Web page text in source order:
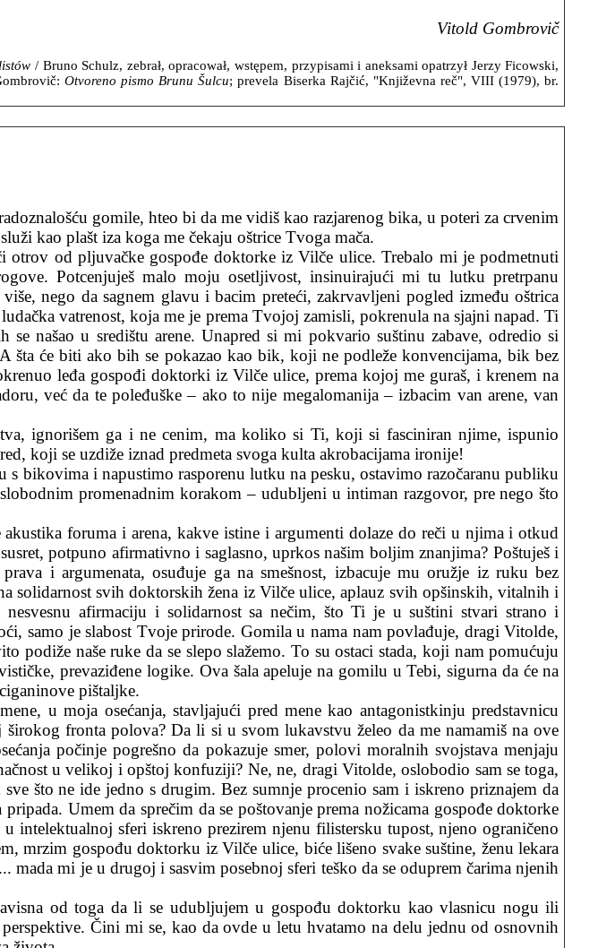
Vitold Gombrovič
/ Bruno Schulz, zebrał, opracował, wstępem, przypisami i aneksami opatrzył Jerzy Ficowski,
Otvoreno pismo Brunu Šulcu; prevela Biserka Rajčić, "Književna reč", VIII (1979), br.
gomile, hteo bi da me vidiš kao razjarenog bika, u poteri za crvenim
kao plašt iza koga me čekaju oštrice Tvoga mača.
od pljuvačke gospođe doktorke iz Vilče ulice. Trebalo mi je podmetnuti
Potcenjuješ malo moju osetljivost, insinuirajući mi tu lutku pretrpanu
nego da sagnem glavu i bacim preteći, zakrvavljeni pogled između oštrica
vatrenost, koja me je prema Tvojoj zamisli, pokrenula na sjajni napad. Ti
našao u središtu arene. Unapred si mi pokvario suštinu zabave, odredio si
šta će biti ako bih se pokazao kao bik, koji ne podleže konvencijama, bik bez
leđa gospođi doktorki iz Vilče ulice, prema kojoj me guraš, i krenem na
već da te poleđuške – ako to nije megalomanija – izbacim van arene, van
ignorišem ga i ne cenim, ma koliko si Ti, koji si fasciniran njime, ispunio
koji se uzdiže iznad predmeta svoga kulta akrobacijama ironije!
s bikovima i napustimo rasporenu lutku na pesku, ostavimo razočaranu publiku
promenadnim korakom – udubljeni u intiman razgovor, pre nego što
foruma i arena, kakve istine i argumenti dolaze do reči u njima i otkud
potpuno afirmativno i saglasno, uprkos našim boljim znanjima? Poštuješ i
i argumenata, osuđuje ga na smešnost, izbacuje mu oružje iz ruku bez
solidarnost svih doktorskih žena iz Vilče ulice, aplauz svih opšinskih, vitalnih i
afirmaciju i solidarnost sa nečim, što Ti je u suštini stvari strano i
samo je slabost Tvoje prirode. Gomila u nama nam povlađuje, dragi Vitolde,
podiže naše ruke da se slepo slažemo. To su ostaci stada, koji nam pomućuju
prevaziđene logike. Ova šala apeluje na gomilu u Tebi, sigurna da će na
pištaljke.
u moja osećanja, stavljajući pred mene kao antagonistkinju predstavnicu
fronta polova? Da li si u svom lukavstvu želeo da me namamiš na ove
počinje pogrešno da pokazuje smer, polovi moralnih svojstava menjaju
u velikoj i opštoj konfuziji? Ne, ne, dragi Vitolde, oslobodio sam se toga,
što ne ide jedno s drugim. Bez sumnje procenio sam i iskreno priznajem da
Umem da sprečim da se poštovanje prema nožicama gospođe doktorke
intelektualnoj sferi iskreno prezirem njenu filistersku tupost, njeno ograničeno
mrzim gospođu doktorku iz Vilče ulice, biće lišeno svake suštine, ženu lekara
mi je u drugoj i sasvim posebnoj sferi teško da se oduprem čarima njenih
od toga da li se udubljujem u gospođu doktorku kao vlasnicu nogu ili
Čini mi se, kao da ovde u letu hvatamo na delu jednu od osnovnih